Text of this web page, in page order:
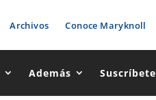
Archivos Conoce Maryknoll
Además Suscríbete